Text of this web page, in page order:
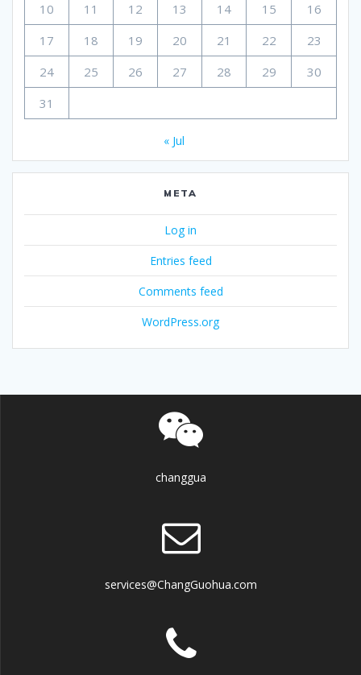
10
11 12 13 14 15
16
17
18 19 20 21 22
23
24
25 26 27 28 29
30
31
« Jul
META
Log in
Entries feed
Comments feed
WordPress.org
changgua
services@ChangGuohua.com